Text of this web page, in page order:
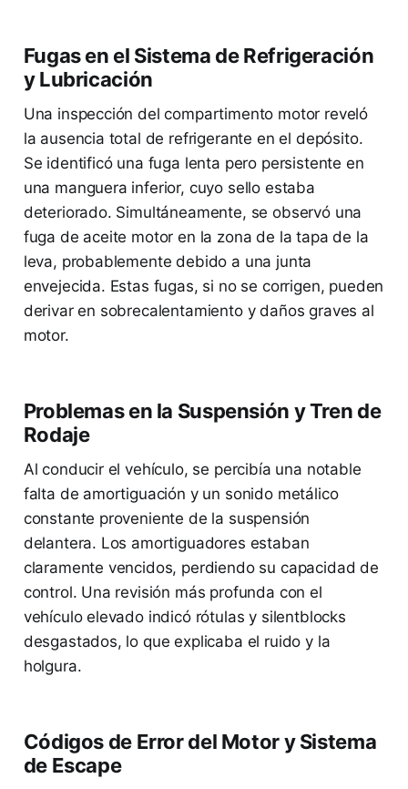
Fugas en el Sistema de Refrigeración
y Lubricación
Una inspección del compartimento motor reveló
la ausencia total de refrigerante en el depósito.
Se identificó una fuga lenta pero persistente en
una manguera inferior, cuyo sello estaba
deteriorado. Simultáneamente, se observó una
fuga de aceite motor en la zona de la tapa de la
leva, probablemente debido a una junta
envejecida. Estas fugas, si no se corrigen, pueden
derivar en sobrecalentamiento y daños graves al
motor.
Problemas en la Suspensión y Tren de
Rodaje
Al conducir el vehículo, se percibía una notable
falta de amortiguación y un sonido metálico
constante proveniente de la suspensión
delantera. Los amortiguadores estaban
claramente vencidos, perdiendo su capacidad de
control. Una revisión más profunda con el
vehículo elevado indicó rótulas y silentblocks
desgastados, lo que explicaba el ruido y la
holgura.
Códigos de Error del Motor y Sistema
de Escape